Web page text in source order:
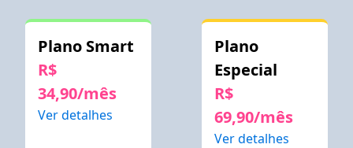
Plano Smart
R$
34,90/mês
Ver detalhes
Plano
Especial
R$
69,90/mês
Ver detalhes